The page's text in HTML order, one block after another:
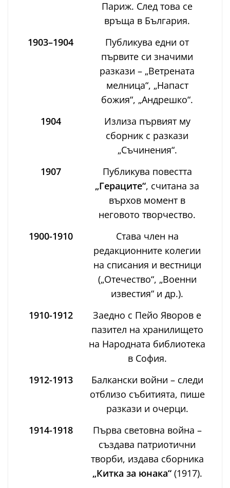
Париж. След това се
връща в България.
1903–1904
Публикува едни от
първите си значими
разкази – „Ветрената
мелница“, „Напаст
божия“, „Андрешко“.
1904
Излиза първият му
сборник с разкази
„Съчинения“.
1907
Публикува повестта
„Гераците“, считана за
върхов момент в
неговото творчество.
1900-1910
Става член на
редакционните колегии
на списания и вестници
(„Отечество“, „Военни
известия“ и др.).
1910-1912
Заедно с Пейо Яворов е
пазител на хранилището
на Народната библиотека
в София.
1912-1913
Балкански войни – следи
отблизо събитията, пише
разкази и очерци.
1914-1918
Първа световна война –
създава патриотични
творби, издава сборника
„Китка за юнака“(1917).